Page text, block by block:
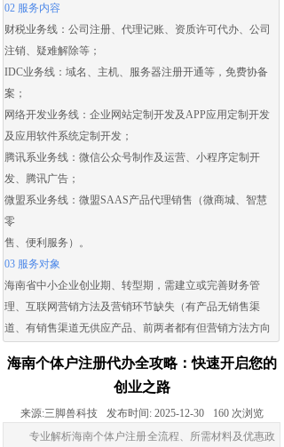
02 服务内容
财税业务线： 公司注册、 代理记账、 资质许可代办、 公司
注销、 疑难解除等；
IDC业务线：域名、主机、服务器注册开通等，免费协备
案；
网络开发业务线： 企业网站定制开发及APP应用定制开发
及应用软件系统定制开发 ；
腾讯系业务线：微信公众号制作及运营、 小程序定制开
发、腾讯广告；
微盟系业务线： 微盟SAAS产品代理销售（微商城、智慧
零
售、便利服务）。
03 服务对象
海南省中小企业创业期、转型期，需建立或完善财务管
理、互联网营销方法及营销环节缺失（有产品无销售渠
道、有销售渠道无供应产品、前两者都有但营销方法方向
海南个体户注册代办全攻略：快速开启您的
创业之路
来源:三脚兽科技 发布时间: 2025-12-30 160 次浏览
专业解析海南个体户注册全流程、所需材料及优惠政